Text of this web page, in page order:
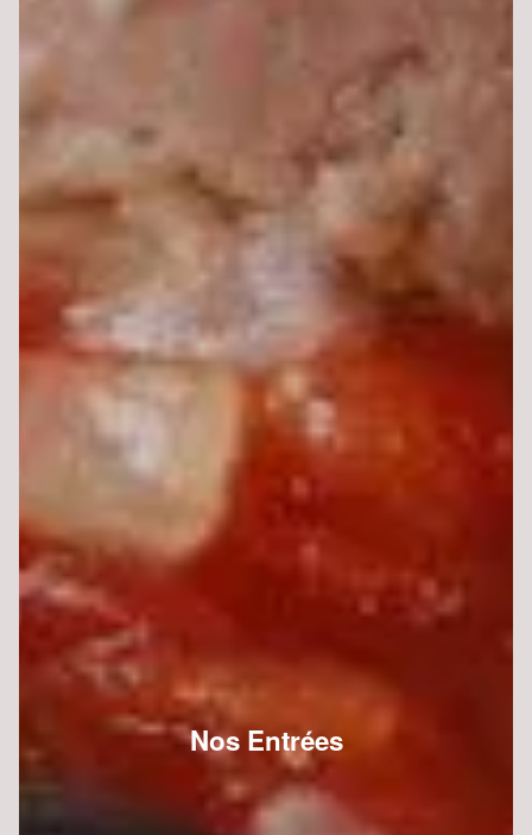
Nos Entrées